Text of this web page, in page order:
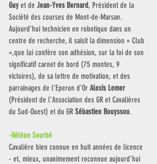
Guy et de Jean-Yves Bernard, Président de la
Société des courses de Mont-de-Marsan.
Aujourd’hui technicien en robotique dans un
centre de recherche, il saisit la dimension « Club
»,que lui confère son adhésion, sur la foi de son
significatif carnet de bord (75 montes, 9
victoires), de sa lettre de motivation, et des
parrainages de l’Eperon d’Or Alexis Lemer
(Président de l’Association des GR et Cavalières
du Sud-Ouest) et du GR Sébastien Bouyssou.
-Hélène Sourbé
Cavalière bien connue en huit années de licence
- et, mieux, unanimement reconnue aujourd’hui